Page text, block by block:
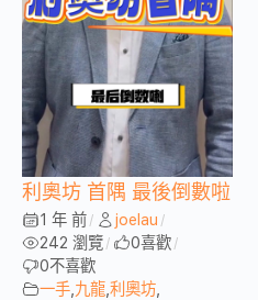
利奧坊 首隅 最後倒數啦
1 年 前 / joelau /
242 瀏覽 / 0喜歡 /
0不喜歡
一手 九龍 利奧坊